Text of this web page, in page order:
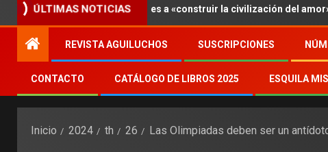
ÚLTIMAS NOTICIAS
XIV invita a los jóvenes a «construir la civilización del amor»
REVISTA AGUILUCHOS SUSCRIPCIONES
CONTACTO CATÁLOGO DE LIBROS 2025 ESQUILA
Inicio 2024 th 26 Las Olimpiadas deben ser un